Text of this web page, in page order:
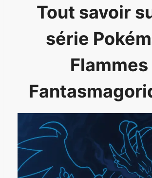
Tout savoir
série
Flammes